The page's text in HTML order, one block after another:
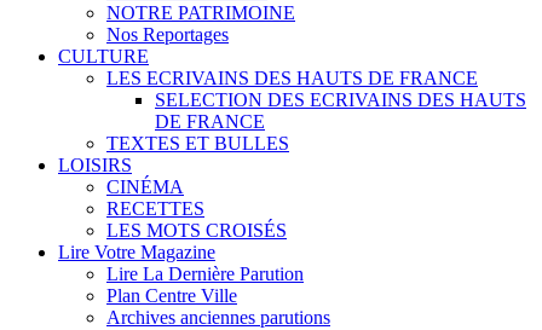
NOTRE PATRIMOINE
Nos Reportages
CULTURE
LES ECRIVAINS DES HAUTS DE FRANCE
SELECTION DES ECRIVAINS DES HAUTS
DE FRANCE
TEXTES ET BULLES
LOISIRS
CINÉMA
RECETTES
LES MOTS CROISÉS
Lire Votre Magazine
Lire La Dernière Parution
Plan Centre Ville
Archives anciennes parutions